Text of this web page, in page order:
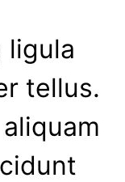
ligula
tellus.